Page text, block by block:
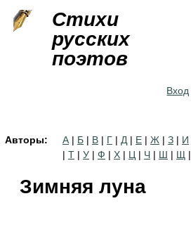
Стихи
русских
поэтов
Вход
Авторы: А | Б | В | Г | Д | Е | Ж | З | И
| Т | У | Ф | Х | Ц | Ч | Ш | Щ |
Зимняя луна